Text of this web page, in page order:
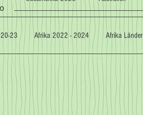
23 Afrika 2022 - 2024 Afrika Länder